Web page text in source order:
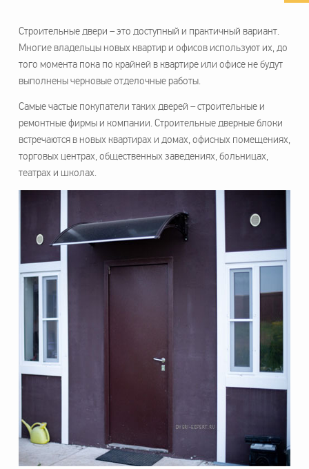
Строительные двери – это доступный и практичный вариант.
Многие владельцы новых квартир и офисов используют их, до
того момента пока по крайней в квартире или офисе не будут
выполнены черновые отделочные работы.
Самые частые покупатели таких дверей – строительные и
ремонтные фирмы и компании. Строительные дверные блоки
встречаются в новых квартирах и домах, офисных помещениях,
торговых центрах, общественных заведениях, больницах,
театрах и школах.